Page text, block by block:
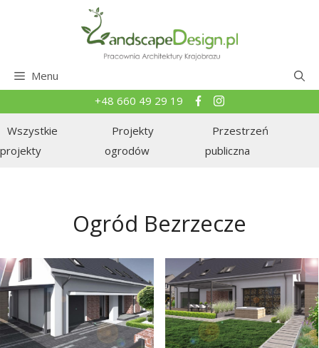
Menu
+48 660 49 29 19
Wszystkie
projekty
Projekty
ogrodów
Przestrzeń
publiczna
Ogród Bezrzecze